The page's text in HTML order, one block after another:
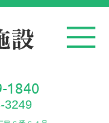
1840
3249